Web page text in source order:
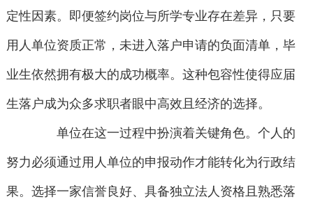
定性因素。即便签约岗位与所学专业存在差异，只要
用人单位资质正常，未进入落户申请的负面清单，毕
业生依然拥有极大的成功概率。这种包容性使得应届
生落户成为众多求职者眼中高效且经济的选择。
单位在这一过程中扮演着关键角色。个人的
努力必须通过用人单位的申报动作才能转化为行政结
果。选择一家信誉良好、具备独立法人资格且熟悉落